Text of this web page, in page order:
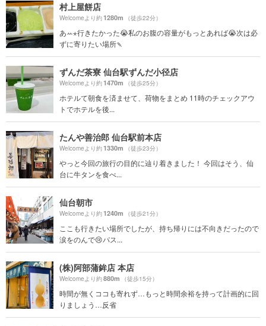
村上屋餅店
Welcomeより約1280m （徒歩22分）
あꕀ⋆行きたかった😭私のお腹の容量がもっとあれば😭次は必
ずに寄りたい場所🍡
ずんだ茶寮 仙台駅ずんだ小径店
Welcomeより約1470m （徒歩25分）
ホテルて朝食を済ませて、荷物をまとめ 11時のチェックアウ
トでホテルを後...
たんや善治郎 仙台駅前本店
Welcomeより約1330m （徒歩23分）
やっと今回の旅行の目的に辿り着きました！ 今回はそう、仙
台に牛タンを食べ...
仙台朝市
Welcomeより約1240m （徒歩21分）
ここも行きたい場所でしたが、持ち帰りには不向きだったので
涙をのんで😢パス...
(株)阿部蒲鉾店 本店
Welcomeより約880m （徒歩15分）
時間が無くココも寄れず…もっと時間余裕を持って計画的に回
りましょう…反省